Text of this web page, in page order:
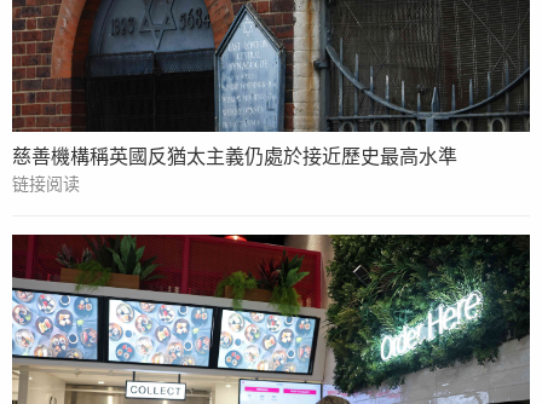
慈善機構稱英國反猶太主義仍處於接近歷史最高水準
链接阅读